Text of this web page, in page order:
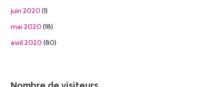
juin 2020 (1)
mai 2020 (18)
avril 2020 (80)